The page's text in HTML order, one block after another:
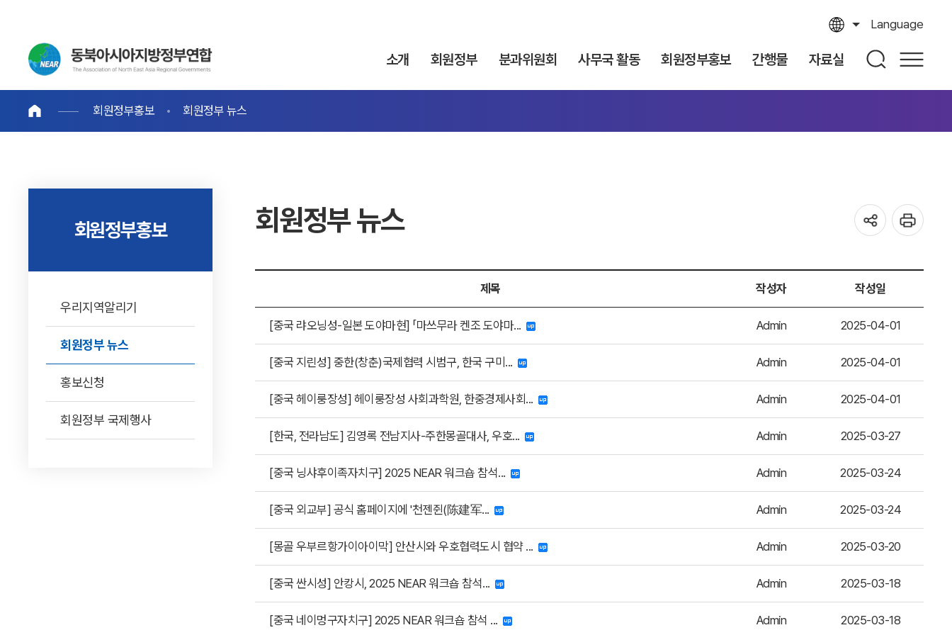
Language
소개 회원정부 분과위원회 사무국 활동 회원정부홍보 간행물 자료실
회원정부홍보 회원정부 뉴스
회원정부홍보
우리지역알리기
회원정부 뉴스
홍보신청
회원정부 국제행사
회원정부 뉴스
제목 작성자 작성일
[중국 랴오닝성-일본 도야마현] 「마쓰무라 켄조 도야마... Admin 2025-04-01
[중국 지린성] 중한(창춘)국제협력 시범구, 한국 구미... Admin 2025-04-01
[중국 헤이룽장성] 헤이룽장성 사회과학원, 한중경제사회... Admin 2025-04-01
[한국, 전라남도] 김영록 전남지사-주한몽골대사, 우호... Admin 2025-03-27
[중국 닝샤후이족자치구] 2025 NEAR 워크숍 참석... Admin 2025-03-24
[중국 외교부] 공식 홈페이지에 '천젠쥔(陈建军... Admin 2025-03-24
[몽골 우부르항가이아이막] 안산시와 우호협력도시 협약 ... Admin 2025-03-20
[중국 싼시성] 안캉시, 2025 NEAR 워크숍 참석... Admin 2025-03-18
[중국 네이멍구자치구] 2025 NEAR 워크숍 참석 ... Admin 2025-03-18